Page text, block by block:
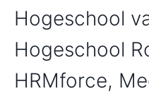
Hogeschool
Hogeschool
HRMforce,